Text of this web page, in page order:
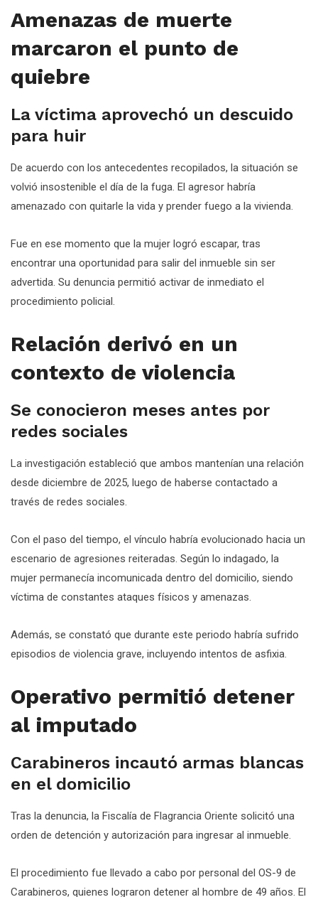
Amenazas de muerte
marcaron el punto de
quiebre
La víctima aprovechó un descuido
para huir
De acuerdo con los antecedentes recopilados, la situación se
volvió insostenible el día de la fuga. El agresor habría
amenazado con quitarle la vida y prender fuego a la vivienda.
Fue en ese momento que la mujer logró escapar, tras
encontrar una oportunidad para salir del inmueble sin ser
advertida. Su denuncia permitió activar de inmediato el
procedimiento policial.
Relación derivó en un
contexto de violencia
Se conocieron meses antes por
redes sociales
La investigación estableció que ambos mantenían una relación
desde diciembre de 2025, luego de haberse contactado a
través de redes sociales.
Con el paso del tiempo, el vínculo habría evolucionado hacia un
escenario de agresiones reiteradas. Según lo indagado, la
mujer permanecía incomunicada dentro del domicilio, siendo
víctima de constantes ataques físicos y amenazas.
Además, se constató que durante este periodo habría sufrido
episodios de violencia grave, incluyendo intentos de asfixia.
Operativo permitió detener
al imputado
Carabineros incautó armas blancas
en el domicilio
Tras la denuncia, la Fiscalía de Flagrancia Oriente solicitó una
orden de detención y autorización para ingresar al inmueble.
El procedimiento fue llevado a cabo por personal del OS-9 de
Carabineros, quienes lograron detener al hombre de 49 años. El